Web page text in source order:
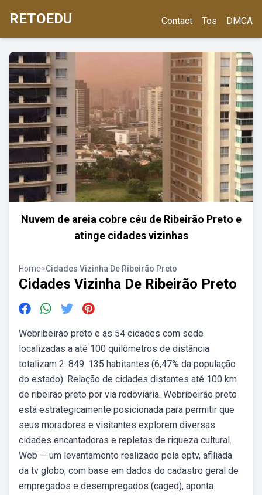
RETOEDU Contact Tos DMCA
Nuvem de areia cobre céu de Ribeirão Preto e
atinge cidades vizinhas
Home>Cidades Vizinha De Ribeirão Preto
Cidades Vizinha De Ribeirão Preto
Webribeirão preto e as 54 cidades com sede
localizadas a até 100 quilômetros de distância
totalizam 2. 849. 135 habitantes (6,47% da população
do estado). Relação de cidades distantes até 100 km
de ribeirão preto por via rodoviária. Webribeirão preto
está estrategicamente posicionada para permitir que
seus moradores e visitantes explorem diversas
cidades encantadoras e repletas de riqueza cultural.
Web — um levantamento realizado pela eptv, afiliada
da tv globo, com base em dados do cadastro geral de
empregados e desempregados (caged), aponta.